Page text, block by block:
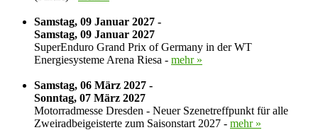
Samstag, 09 Januar 2027 -
Samstag, 09 Januar 2027
SuperEnduro Grand Prix of Germany in der WT
Energiesysteme Arena Riesa - mehr »
Samstag, 06 März 2027 -
Sonntag, 07 März 2027
Motorradmesse Dresden - Neuer Szenetreffpunkt für alle
Zweiradbeigeisterte zum Saisonstart 2027 - mehr »